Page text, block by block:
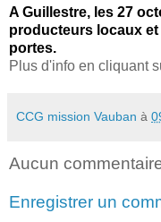
A Guillestre, les 27
producteurs locaux
portes.
Plus d'info en cliquant
CCG mission Vauban à
Aucun
Enregistrer un